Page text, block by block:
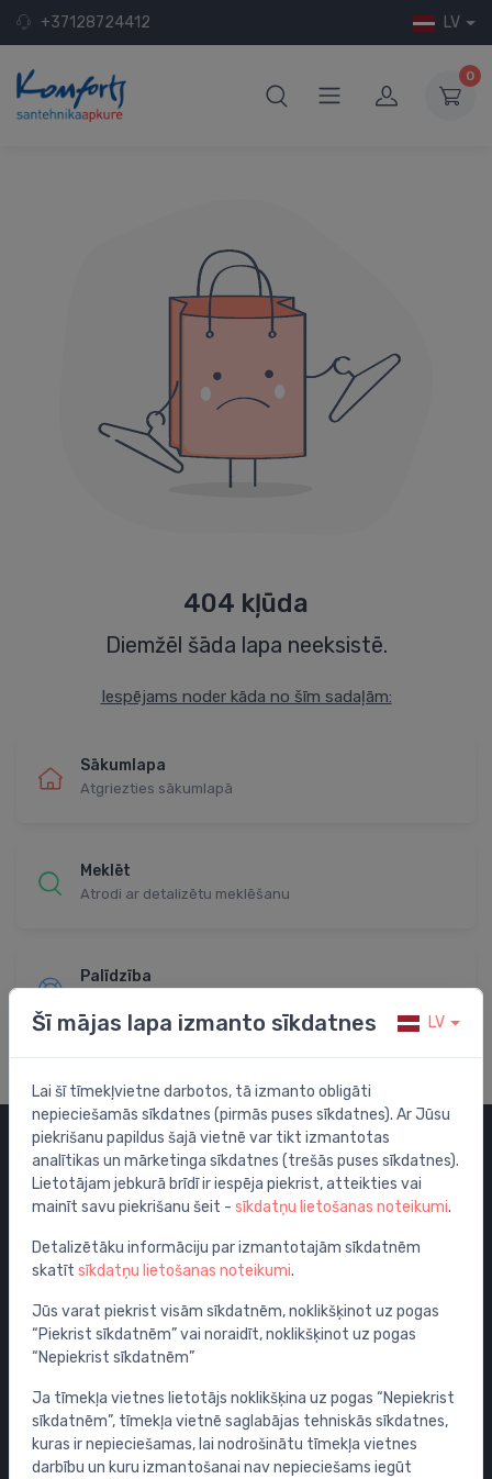
+37128724412 LV
0
404 kļūda
Diemžēl šāda lapa neeksistē.
Iespējams noder kāda no šīm sadaļām:
Sākumlapa
Atgriezties sākumlapā
Meklēt
Atrodi ar detalizētu meklēšanu
Palīdzība
Kategorijas
Izpārdošana
Maisītāji
Izlietnes
Tualetes podi
Vannas
Dušas
Vannas istabas piederumi
Mēbeles
Rāmji un skalošanas sistēmas
Šī mājas lapa izmanto sīkdatnes LV
Lai šī tīmekļvietne darbotos, tā izmanto obligāti
nepieciešamās sīkdatnes (pirmās puses sīkdatnes). Ar Jūsu
piekrišanu papildus šajā vietnē var tikt izmantotas
analītikas un mārketinga sīkdatnes (trešās puses sīkdatnes).
Lietotājam jebkurā brīdī ir iespēja piekrist, atteikties vai
mainīt savu piekrišanu šeit - sīkdatņu lietošanas noteikumi.
Detalizētāku informāciju par izmantotajām sīkdatnēm
skatīt sīkdatņu lietošanas noteikumi.
Jūs varat piekrist visām sīkdatnēm, noklikšķinot uz pogas
“Piekrist sīkdatnēm” vai noraidīt, noklikšķinot uz pogas
“Nepiekrist sīkdatnēm”
Ja tīmekļa vietnes lietotājs noklikšķina uz pogas “Nepiekrist
sīkdatnēm”, tīmekļa vietnē saglabājas tehniskās sīkdatnes,
kuras ir nepieciešamas, lai nodrošinātu tīmekļa vietnes
darbību un kuru izmantošanai nav nepieciešams iegūt